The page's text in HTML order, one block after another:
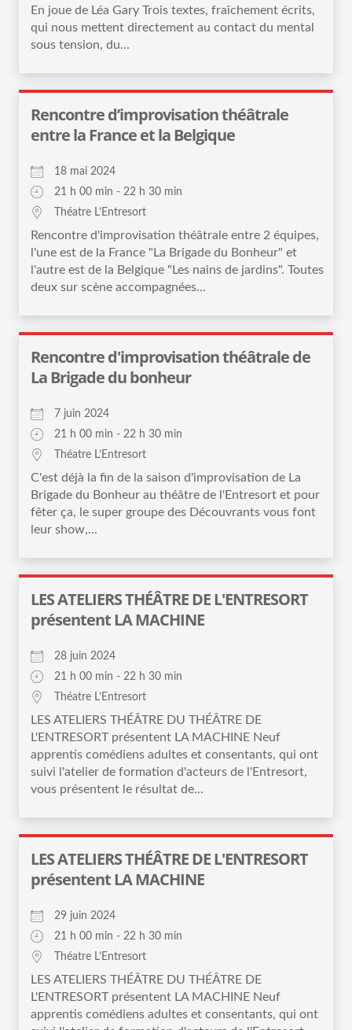
En joue de Léa Gary Trois textes, fraîchement écrits,
qui nous mettent directement au contact du mental
sous tension, du...
Rencontre d’improvisation théâtrale
entre la France et la Belgique
18 mai 2024
21 h 00 min - 22 h 30 min
Théatre L’Entresort
Rencontre d'improvisation théâtrale entre 2 équipes,
l'une est de la France "La Brigade du Bonheur" et
l'autre est de la Belgique "Les nains de jardins". Toutes
deux sur scène accompagnées...
Rencontre d'improvisation théâtrale de
La Brigade du bonheur
7 juin 2024
21 h 00 min - 22 h 30 min
Théatre L’Entresort
C'est déjà la fin de la saison d'improvisation de La
Brigade du Bonheur au théâtre de l'Entresort et pour
fêter ça, le super groupe des Découvrants vous font
leur show,...
LES ATELIERS THÉÂTRE DE L'ENTRESORT
présentent LA MACHINE
28 juin 2024
21 h 00 min - 22 h 30 min
Théatre L’Entresort
LES ATELIERS THÉÂTRE DU THÉÂTRE DE
L'ENTRESORT présentent LA MACHINE Neuf
apprentis comédiens adultes et consentants, qui ont
suivi l'atelier de formation d'acteurs de l'Entresort,
vous présentent le résultat de...
LES ATELIERS THÉÂTRE DE L'ENTRESORT
présentent LA MACHINE
29 juin 2024
21 h 00 min - 22 h 30 min
Théatre L’Entresort
LES ATELIERS THÉÂTRE DU THÉÂTRE DE
L'ENTRESORT présentent LA MACHINE Neuf
apprentis comédiens adultes et consentants, qui ont